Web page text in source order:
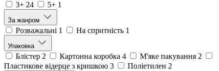
3+ 24 5+ 1
За жанром
Розважальні 1 На спритність 1
Упаковка
Блістер 2 Картонна коробка 4 М'яке пакування 2
Пластикове відерце з кришкою 3 Поліетилен 2